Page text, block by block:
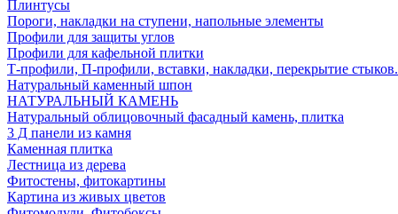
Плинтусы
Пороги, накладки на ступени, напольные элементы
Профили для защиты углов
Профили для кафельной плитки
Т-профили, П-профили, вставки, накладки, перекрытие стыков.
Натуральный каменный шпон
НАТУРАЛЬНЫЙ КАМЕНЬ
Натуральный облицовочный фасадный камень, плитка
3 Д панели из камня
Каменная плитка
Лестница из дерева
Фитостены, фитокартины
Картина из живых цветов